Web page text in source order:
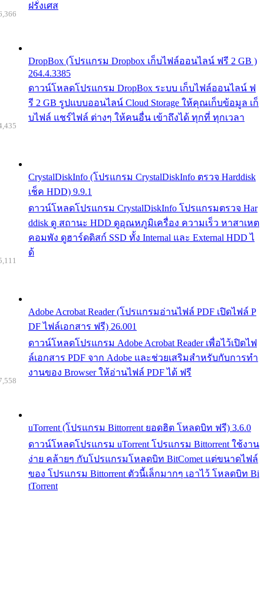
ฝรั่งเศส
DropBox (โปรแกรม Dropbox เก็บไฟล์ออนไลน์ ฟรี 2 GB )
264.4.3385
ดาวน์โหลดโปรแกรม DropBox ระบบ เก็บไฟล์ออนไลน์ ฟ
รี 2 GB รูปแบบออนไลน์ Cloud Storage ให้คุณเก็บข้อมูล เก็
บไฟล์ แชร์ไฟล์ ต่างๆ ให้คนอื่น เข้าถึงได้ ทุกที่ ทุกเวลา
CrystalDiskInfo (โปรแกรม CrystalDiskInfo ตรวจ Harddisk
เช็ค HDD) 9.9.1
ดาวน์โหลดโปรแกรม CrystalDiskInfo โปรแกรมตรวจ Har
ddisk ดู สถานะ HDD ดูอุณหภูมิเครื่อง ความเร็ว หาสาเหต
คอมพัง ดูฮาร์ดดิสก์ SSD ทั้ง Internal และ External HDD ไ
ด้
Adobe Acrobat Reader (โปรแกรมอ่านไฟล์ PDF เปิดไฟล์ P
DF ไฟล์เอกสาร ฟรี) 26.001
ดาวน์โหลดโปรแกรม Adobe Acrobat Reader เพื่อไว้เปิดไฟ
ล์เอกสาร PDF จาก Adobe และช่วยเสริมสำหรับกับการทำ
งานของ Browser ให้อ่านไฟล์ PDF ได้ ฟรี
uTorrent (โปรแกรม Bittorrent ยอดฮิต โหลดบิท ฟรี) 3.6.0
ดาวน์โหลดโปรแกรม uTorrent โปรแกรม Bittorrent ใช้งาน
ง่าย คล้ายๆ กับโปรแกรมโหลดบิท BitComet แต่ขนาดไฟล์
ของ โปรแกรม Bittorrent ตัวนี้เล็กมากๆ เอาไว้ โหลดบิท Bi
tTorrent